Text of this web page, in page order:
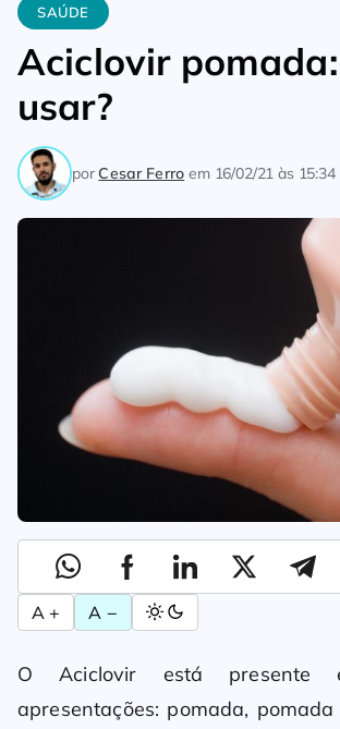
Home Saúde
SAÚDE
Aciclovir
usar?
porCesar Ferro em 16/02/21 às 15:34
A + A −
O Aciclovir está presente
apresentações: pomada,